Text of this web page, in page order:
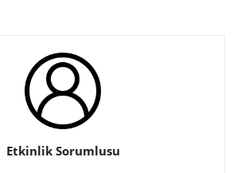
Etkinlik Sorumlusu